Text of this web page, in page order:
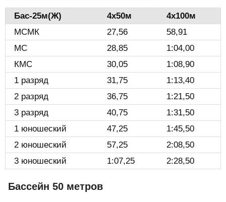
Бас-25м(Ж)️ 4х50м
4х100м
МСМК
27,56
58,91
МС
28,85
1:04,00
КМС
30,05
1:08,90
1 разряд
31,75
1:13,40
2 разряд
36,75
1:21,50
3 разряд
40,75
1:31,50
1 юношеский
47,25
1:45,50
2 юношеский
57,25
2:08,50
3 юношеский
1:07,25 2:28,50
Бассейн 50 метров